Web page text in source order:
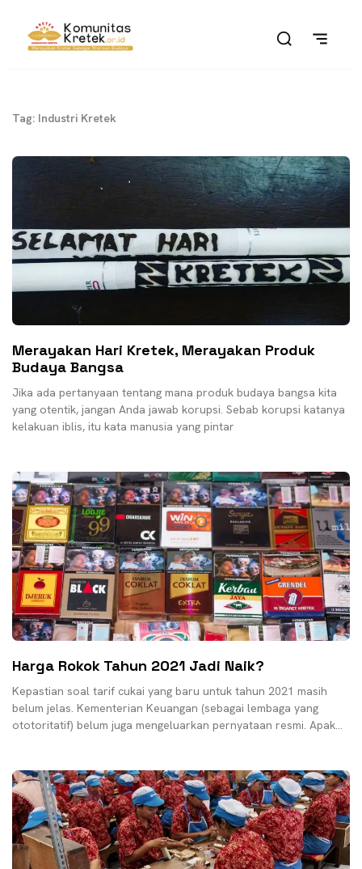
Tag: Industri Kretek
Merayakan Hari Kretek, Merayakan Produk
Budaya Bangsa
Jika ada pertanyaan tentang mana produk budaya bangsa kita
yang otentik, jangan Anda jawab korupsi. Sebab korupsi katanya
kelakuan iblis, itu kata manusia yang pintar
Harga Rokok Tahun 2021 Jadi Naik?
Kepastian soal tarif cukai yang baru untuk tahun 2021 masih
belum jelas. Kementerian Keuangan (sebagai lembaga yang
ototoritatif) belum juga mengeluarkan pernyataan resmi. Apakah